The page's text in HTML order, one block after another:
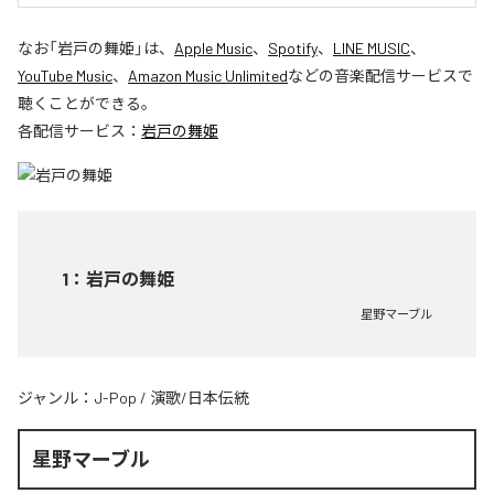
なお「岩戸の舞姫 」は、 Apple Music、 Spotify、 LINE MUSIC、
YouTube Music、 Amazon Music Unlimitedなどの音楽配信サービスで
聴くことができる。
各配信サービス： 岩戸の舞姫
1 ： 岩戸の舞姫
星野マーブル
ジャンル： J-Pop / 演歌/日本伝統
星野マーブル